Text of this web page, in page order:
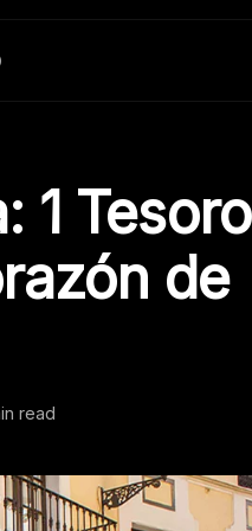
1 Tesoro
de
read